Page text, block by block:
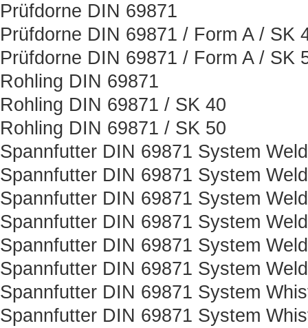
Prüfdorne DIN 69871
Prüfdorne DIN 69871 / Form A / SK
Prüfdorne DIN 69871 / Form A / SK
Rohling DIN 69871
Rohling DIN 69871 / SK 40
Rohling DIN 69871 / SK 50
Spannfutter DIN 69871 System
Spannfutter DIN 69871 System
Spannfutter DIN 69871 System
Spannfutter DIN 69871 System
Spannfutter DIN 69871 System
Spannfutter DIN 69871 System
Spannfutter DIN 69871 System
Spannfutter DIN 69871 System